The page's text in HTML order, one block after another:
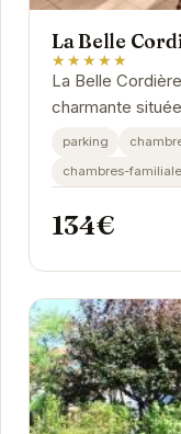
La Belle
★★★★★
La Belle
charmante
Saint-Trojan-
parking
chambres-
134€